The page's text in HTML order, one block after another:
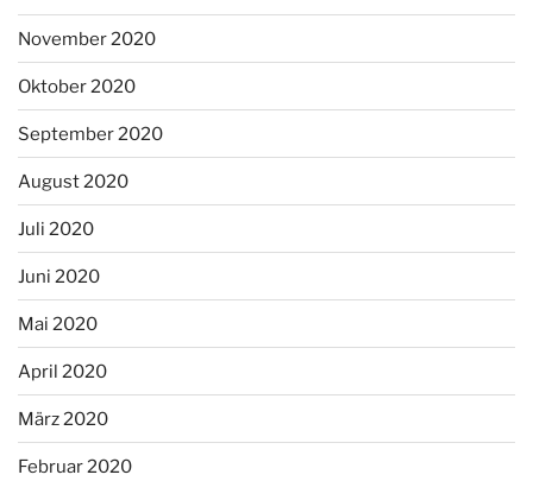
November 2020
Oktober 2020
September 2020
August 2020
Juli 2020
Juni 2020
Mai 2020
April 2020
März 2020
Februar 2020